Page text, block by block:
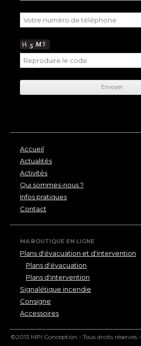
Accueil
Actualités
Activités
Qui sommes-nous ?
Infos pratiques
Contact
MA BOUTIQUE EN LIGNE
Plans d'évacuation et d'intervention
Plans d'évacuation
Plans d'intervention
Signalétique incendie
Consigne
Accessoires
©2013 MPI Conception - Tous droits réservés -